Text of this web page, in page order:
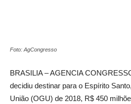
Foto: AgCongresso
BRASILIA – AGENCIA
decidiu destinar para o Espírito
União (OGU) de 2018, R$ 450